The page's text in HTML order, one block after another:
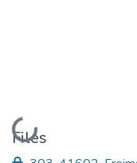
Loading...
Files